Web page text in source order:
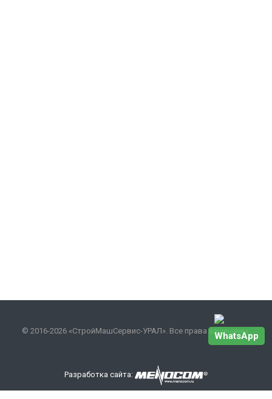
© 2016-2026 «СтройМашСервис-УРАЛ». Все права защищены.
Разработка сайта:
WhatsApp